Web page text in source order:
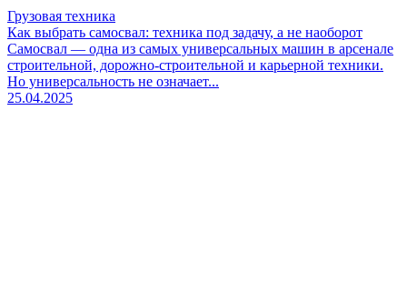
Грузовая техника
Как выбрать самосвал: техника под задачу, а не наоборот
Самосвал — одна из самых универсальных машин в арсенале
строительной, дорожно-строительной и карьерной техники.
Но универсальность не означает...
25.04.2025